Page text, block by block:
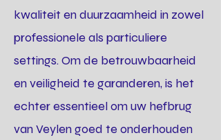
kwaliteit en duurzaamheid in zowel
professionele als particuliere
settings. Om de betrouwbaarheid
en veiligheid te garanderen, is het
echter essentieel om uw hefbrug
van Veylen goed te onderhouden